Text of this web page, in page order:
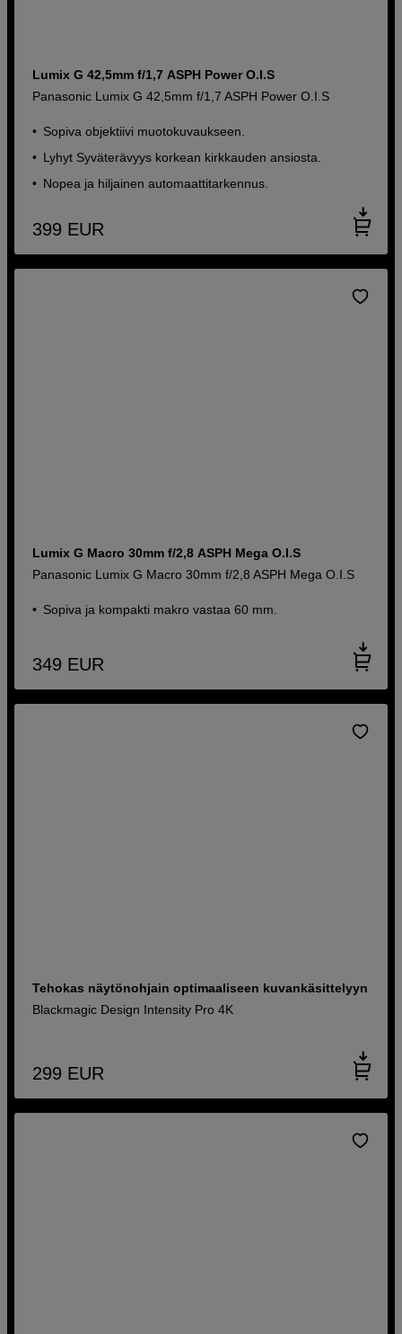
Lumix G 42,5mm f/1,7 ASPH Power O.I.S
Panasonic Lumix G 42,5mm f/1,7 ASPH Power O.I.S
Sopiva objektiivi muotokuvaukseen.
Lyhyt Syväterävyys korkean kirkkauden ansiosta.
Nopea ja hiljainen automaattitarkennus.
399 EUR
Lumix G Macro 30mm f/2,8 ASPH Mega O.I.S
Panasonic Lumix G Macro 30mm f/2,8 ASPH Mega O.I.S
Sopiva ja kompakti makro vastaa 60 mm.
349 EUR
Tehokas näytönohjain optimaaliseen kuvankäsittelyyn
Blackmagic Design Intensity Pro 4K
299 EUR